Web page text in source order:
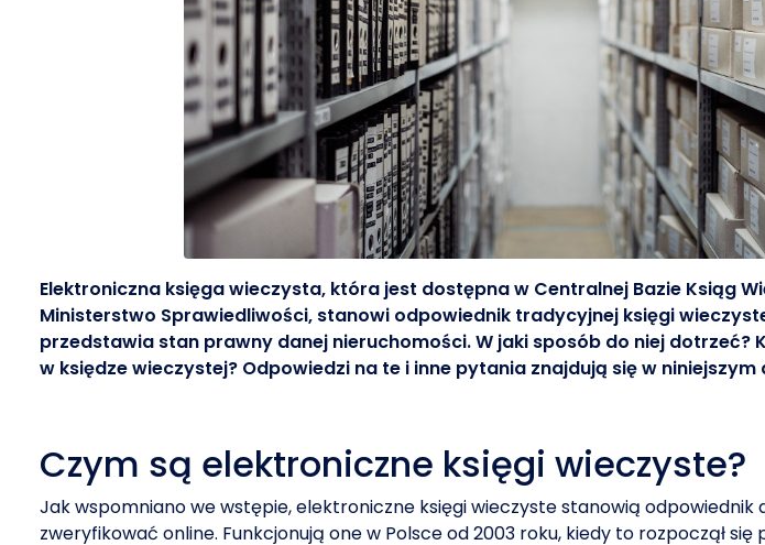
Elektroniczna księga wieczysta, która jest dostępna w Centralnej Bazie Ksiąg
Ministerstwo Sprawiedliwości, stanowi odpowiednik tradycyjnej księgi
przedstawia stan prawny danej nieruchomości. W jaki sposób do niej
w księdze wieczystej? Odpowiedzi na te i inne pytania znajdują się w niniejszym
Czym są elektroniczne księgi wieczyste?
Jak wspomniano we wstępie, elektroniczne księgi wieczyste stanowią odpowiednik
zweryfikować online. Funkcjonują one w Polsce od 2003 roku, kiedy to rozpoczął